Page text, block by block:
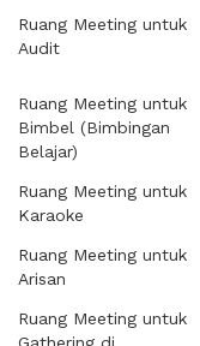
Ruang Meeting untuk
Audit
Ruang Meeting untuk
Bimbel (Bimbingan
Belajar)
Ruang Meeting untuk
Karaoke
Ruang Meeting untuk
Arisan
Ruang Meeting untuk